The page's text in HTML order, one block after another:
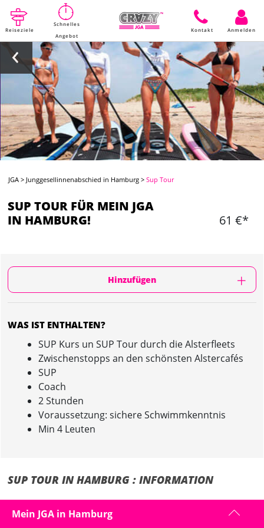
Reiseziele
Schnelles
Angebot
Kontakt Anmelden
JGA > Junggesellinnenabschied in Hamburg >Sup Tour
SUP TOUR FÜR MEIN JGA
IN HAMBURG!
61 €*
Hinzufügen
WAS IST ENTHALTEN?
SUP Kurs un SUP Tour durch die Alsterfleets
Zwischenstopps an den schönsten Alstercafés
SUP
Coach
2 Stunden
Voraussetzung: sichere Schwimmkenntnis
Min 4 Leuten
SUP TOUR IN HAMBURG : INFORMATION
eures Junggesellinnenabschieds in Hamburg! Entdeckt die Techniken
Mein JGA in Hamburg